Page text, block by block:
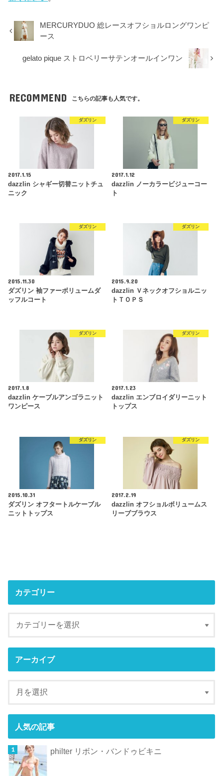
MERCURYDUO 総レースオフショルロングワンピ
ース
gelato pique ストロベリーサテンオールインワン
RECOMMEND こちらの記事も人気です。
ダズリン
2017.1.15
dazzlin シャギー切替ニットチュ
ニック
ダズリン
2017.1.12
dazzlin ノーカラービジューコー
ト
ダズリン
2015.11.30
ダズリン 袖ファーボリュームダ
ッフルコート
ダズリン
2015.9.20
dazzlin Ｖネックオフショルニッ
トＴＯＰＳ
ダズリン
2017.1.8
dazzlin ケーブルアンゴラニット
ワンピース
ダズリン
2017.1.23
dazzlin エンブロイダリーニット
トップス
ダズリン
2015.10.31
ダズリン オフタートルケーブル
ニットトップス
ダズリン
2017.2.19
dazzlin オフショルボリュームス
リーブブラウス
カテゴリー
アーカイブ
人気の記事
philter リボン・バンドゥビキニ